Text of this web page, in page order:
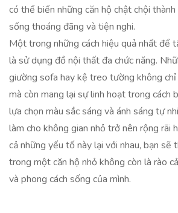
có thể biến những căn hộ chật chội
sống thoáng đãng và tiện nghi.
Một trong những cách hiệu quả nhất để
là sử dụng đồ nội thất đa chức năng.
giường sofa hay kệ treo tường không
mà còn mang lại sự linh hoạt trong cách
lựa chọn màu sắc sáng và ánh sáng tự
làm cho không gian nhỏ trở nên rộng rãi
cả những yếu tố này lại với nhau, bạn sẽ
trong một căn hộ nhỏ không còn là rào
và phong cách sống của mình.